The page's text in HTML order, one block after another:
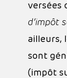
versées
d’impôt
ailleurs,
sont
(impôt